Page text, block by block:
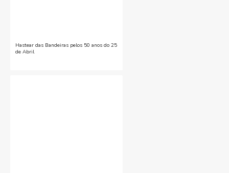
Hastear das Bandeiras pelos 50 anos do 25
de Abril